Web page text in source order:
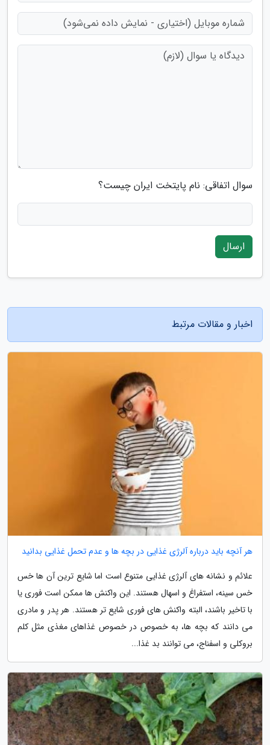
سوال اتفاقی: نام پایتخت ایران چیست؟
ارسال
اخبار و مقالات مرتبط
هر آنچه باید درباره آلرژی غذایی در بچه ها و عدم تحمل غذایی بدانید
علائم و نشانه های آلرژی غذایی متنوع است اما شایع ترین آن ها خس
خس سینه، استفراغ و اسهال هستند. این واکنش ها ممکن است فوری یا
با تاخیر باشند، البته واکنش های فوری شایع تر هستند. هر پدر و مادری
می دانند که بچه ها، به خصوص در خصوص غذاهای مغذی مثل کلم
بروکلی و اسفناج، می توانند بد غذا...